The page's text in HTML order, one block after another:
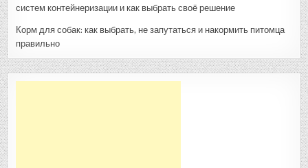
систем контейнеризации и как выбрать своё решение
Корм для собак: как выбрать, не запутаться и накормить питомца
правильно